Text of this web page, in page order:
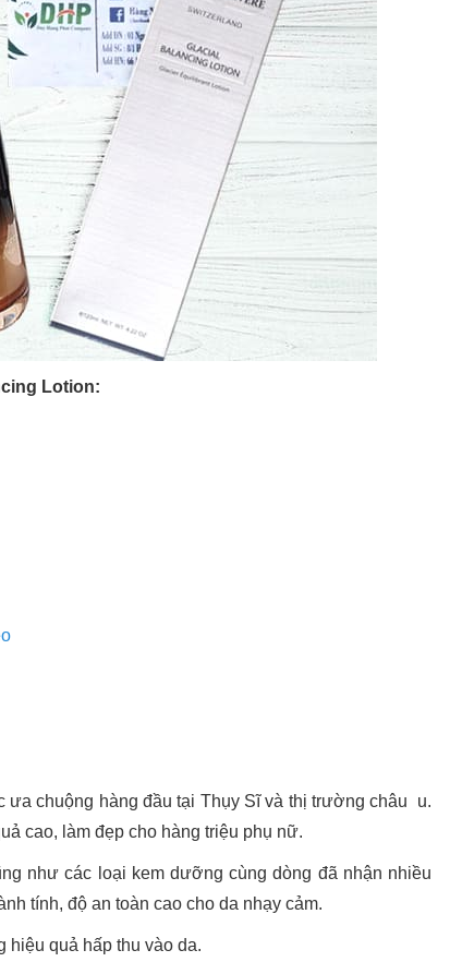
Lotion:
chuộng hàng đầu tại Thụy Sĩ và thị trường châu u.
cao, làm đẹp cho hàng triệu phụ nữ.
như các loại kem dưỡng cùng dòng đã nhận nhiều
tính, độ an toàn cao cho da nhạy cảm.
hiệu quả hấp thu vào da.